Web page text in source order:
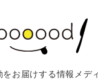
お届けする情報メデ